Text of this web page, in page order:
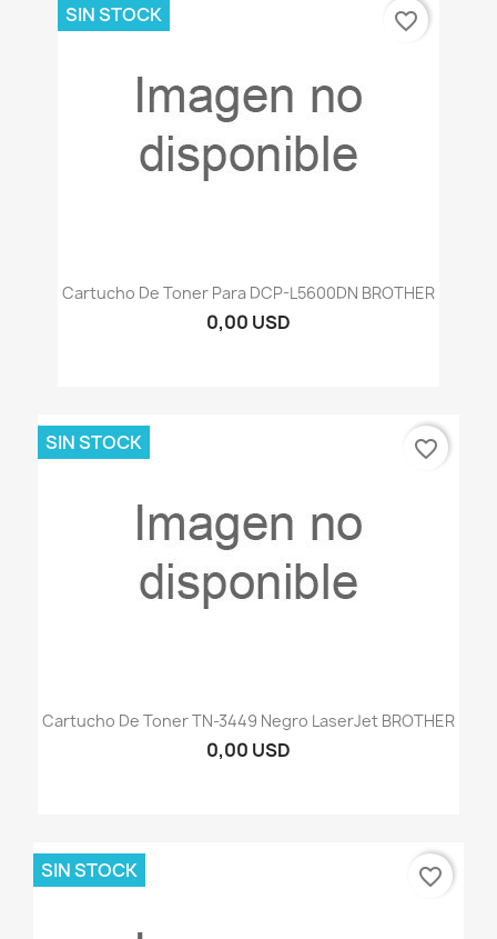
Cartucho De Toner Para DCP-L5600DN BROTHER
0,00 USD
SIN STOCK favorite_border
Cartucho De Toner TN-3449 Negro LaserJet BROTHER
0,00 USD
SIN STOCK favorite_border
SIN STOCK favorite_border